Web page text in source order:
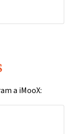
a iMooX: